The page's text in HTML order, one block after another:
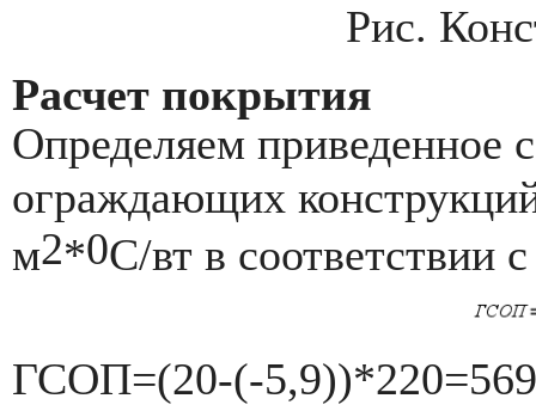
Рис.
Расчет покрытия
Определяем приведенное
ограждающих
м2*0С/вт в соответствии
ГСОП=(20-(-